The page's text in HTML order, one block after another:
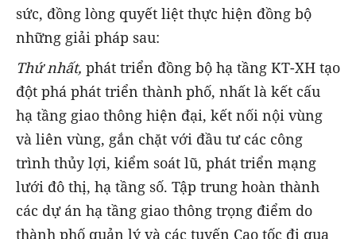
sức, đồng lòng quyết liệt thực hiện đồng bộ
những giải pháp sau:
Thứ nhất, phát triển đồng bộ hạ tầng KT-XH tạo
đột phá phát triển thành phố, nhất là kết cấu
hạ tầng giao thông hiện đại, kết nối nội vùng
và liên vùng, gắn chặt với đầu tư các công
trình thủy lợi, kiểm soát lũ, phát triển mạng
lưới đô thị, hạ tầng số. Tập trung hoàn thành
các dự án hạ tầng giao thông trọng điểm do
thành phố quản lý và các tuyến Cao tốc đi qua